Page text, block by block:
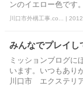
ンのイエロー色です
川口市外構工事.co... |
みんなでプレイし
ミッションブログに
います。いつもあり
川口市 エクステリ